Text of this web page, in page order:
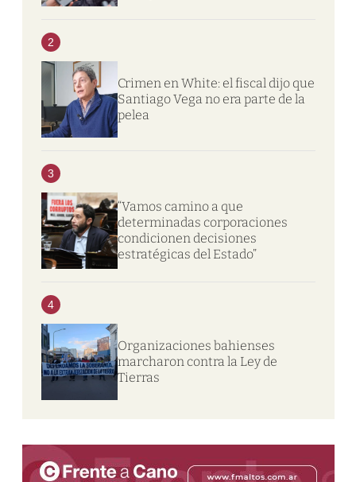
2
Crimen en White: el fiscal dijo que
Santiago Vega no era parte de la
pelea
3
“Vamos camino a que
determinadas corporaciones
condicionen decisiones
estratégicas del Estado”
4
Organizaciones bahienses
marcharon contra la Ley de
Tierras